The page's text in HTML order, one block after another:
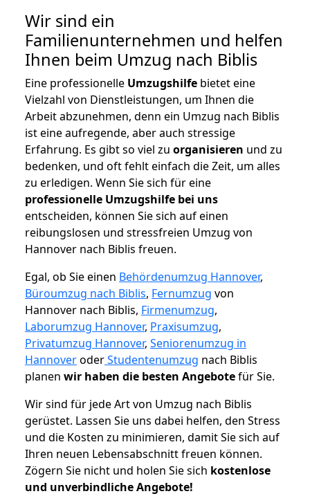
Wir sind ein
Familienunternehmen und helfen
Ihnen beim Umzug nach Biblis
Eine professionelle Umzugshilfe bietet eine
Vielzahl von Dienstleistungen, um Ihnen die
Arbeit abzunehmen, denn ein Umzug nach Biblis
ist eine aufregende, aber auch stressige
Erfahrung. Es gibt so viel zu organisieren und zu
bedenken, und oft fehlt einfach die Zeit, um alles
zu erledigen. Wenn Sie sich für eine
professionelle Umzugshilfe bei uns
entscheiden, können Sie sich auf einen
reibungslosen und stressfreien Umzug von
Hannover nach Biblis freuen.
Egal, ob Sie einen Behördenumzug Hannover,
Büroumzug nach Biblis, Fernumzug von
Hannover nach Biblis, Firmenumzug,
Laborumzug Hannover, Praxisumzug,
Privatumzug Hannover, Seniorenumzug in
HannoveroderStudentenumzug nach Biblis
planen wir haben die besten Angebotefür Sie.
Wir sind für jede Art von Umzug nach Biblis
gerüstet. Lassen Sie uns dabei helfen, den Stress
und die Kosten zu minimieren, damit Sie sich auf
Ihren neuen Lebensabschnitt freuen können.
Zögern Sie nicht und holen Sie sich kostenlose
und unverbindliche Angebote!